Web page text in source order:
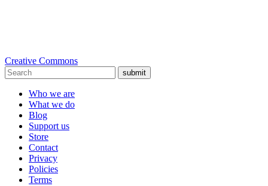
Creative Commons
submit
Who we are
What we do
Blog
Support us
Store
Contact
Privacy
Policies
Terms